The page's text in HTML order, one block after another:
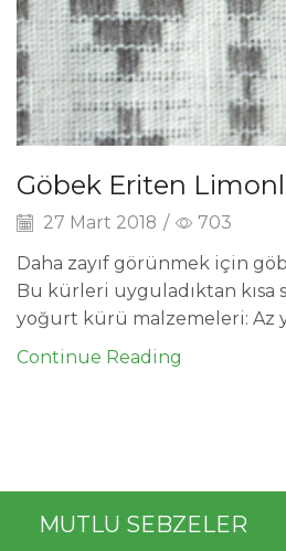
Göbek Eriten
27 Mart 2018 /
703
Daha zayıf görünmek için
Bu kürleri uyguladıktan
yoğurt kürü malzemeleri: Az
Continue Reading
MUTLU SEBZELER